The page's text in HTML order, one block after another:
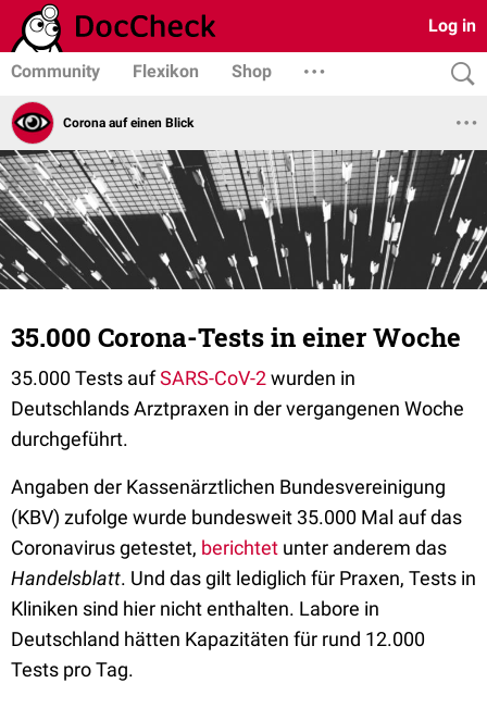
Log in
Community Flexikon Shop
Corona auf einen Blick
35.000 Corona-Tests in einer Woche
35.000 Tests aufSARS-CoV-2wurden in
Deutschlands Arztpraxen in der vergangenen Woche
durchgeführt.
Angaben der Kassenärztlichen Bundesvereinigung
(KBV) zufolge wurde bundesweit 35.000 Mal auf das
Coronavirus getestet, berichtet unter anderem das
Handelsblatt. Und das gilt lediglich für Praxen, Tests in
Kliniken sind hier nicht enthalten. Labore in
Deutschland hätten Kapazitäten für rund 12.000
Tests pro Tag.